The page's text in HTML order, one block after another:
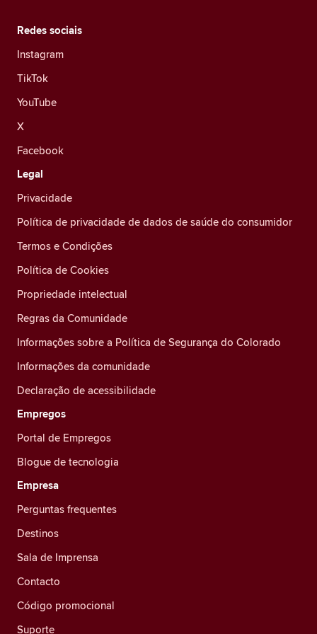
Redes sociais
Instagram
TikTok
YouTube
X
Facebook
Legal
Privacidade
Política de privacidade de dados de saúde do consumidor
Termos e Condições
Política de Cookies
Propriedade intelectual
Regras da Comunidade
Informações sobre a Política de Segurança do Colorado
Informações da comunidade
Declaração de acessibilidade
Empregos
Portal de Empregos
Blogue de tecnologia
Empresa
Perguntas frequentes
Destinos
Sala de Imprensa
Contacto
Código promocional
Suporte